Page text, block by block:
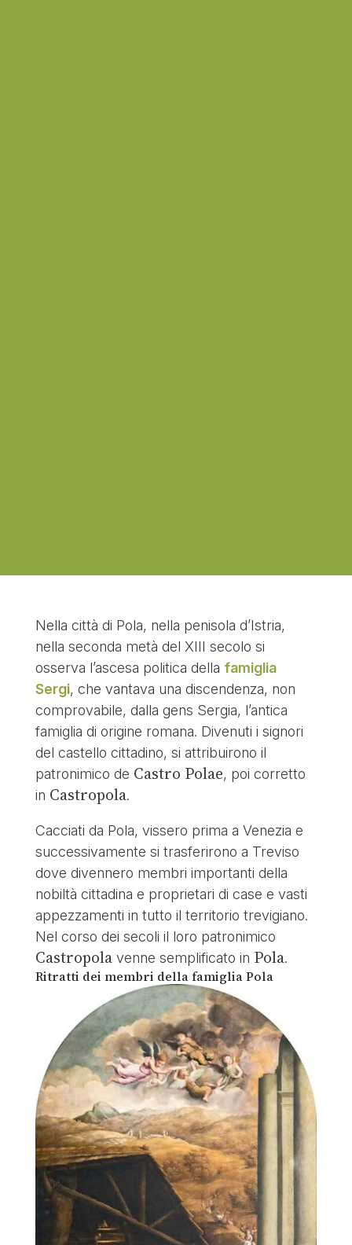
Nella città di Pola, nella penisola d’Istria,
nella seconda metà del XIII secolo si
osserva l’ascesa politica della famiglia
Sergi, che vantava una discendenza, non
comprovabile, dalla gens Sergia, l’antica
famiglia di origine romana. Divenuti i signori
del castello cittadino, si attribuirono il
patronimico de Castro Polae, poi corretto
in Castropola.
Cacciati da Pola, vissero prima a Venezia e
successivamente si trasferirono a Treviso
dove divennero membri importanti della
nobiltà cittadina e proprietari di case e vasti
appezzamenti in tutto il territorio trevigiano.
Nel corso dei secoli il loro patronimico
Castropolavenne semplificato in Pola.
Ritratti dei membri della famiglia Pola